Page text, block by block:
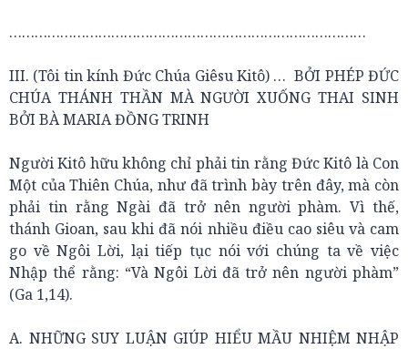
…………………………………………………………………………
III. (Tôi tin kính Đức Chúa Giêsu Kitô) … BỞI PHÉP ĐỨC
CHÚA THÁNH THẦN MÀ NGƯỜI XUỐNG THAI SINH
BỞI BÀ MARIA ĐỒNG TRINH
Người Kitô hữu không chỉ phải tin rằng Đức Kitô là Con
Một của Thiên Chúa, như đã trình bày trên đây, mà còn
phải tin rằng Ngài đã trở nên người phàm. Vì thế,
thánh Gioan, sau khi đã nói nhiều điều cao siêu và cam
go về Ngôi Lời, lại tiếp tục nói với chúng ta về việc
Nhập thể rằng: “Và Ngôi Lời đã trở nên người phàm”
(Ga 1,14).
A. NHỮNG SUY LUẬN GIÚP HIỂU MẦU NHIỆM NHẬP